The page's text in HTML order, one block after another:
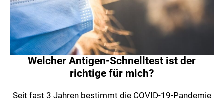
Welcher Antigen-Schnelltest ist der
richtige für mich?
Seit fast 3 Jahren bestimmt die COVID-19-Pandemie